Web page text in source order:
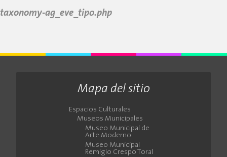
taxonomy-ag_eve_tipo.php
Mapa del sitio
Espacios Culturales
Museos Municipales
Museo Municipal de
Arte Moderno
Museo Municipal
Remigio Crespo Toral